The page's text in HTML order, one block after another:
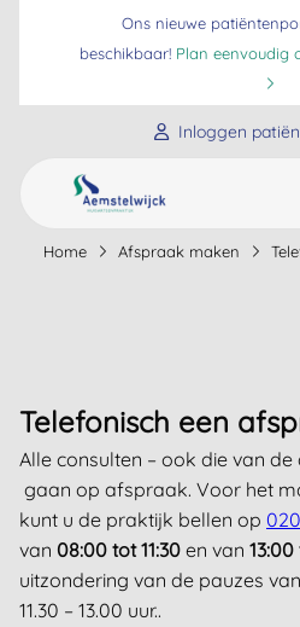
Ons nieuwe
beschikbaar! Plan eenvoudig
Inloggen
Ga naar de hoofdinhoud
Ga naar de footer
Ga naar de
Home Afspraak maken
Telefonisch een
Alle consulten – ook die van
gaan op afspraak. Voor het
kunt u de praktijk bellen op
van 08:00 tot 11:30 en van
uitzondering van de pauzes van
11.30 – 13.00 uur..
Praktijkinformatie